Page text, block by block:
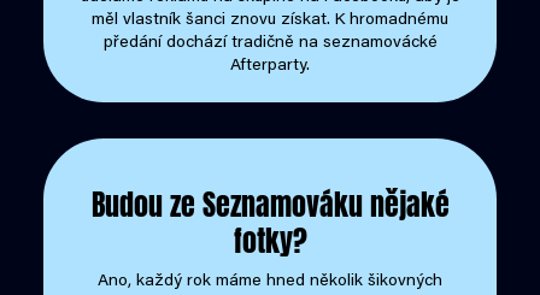
měl vlastník šanci znovu získat. K hromadnému
předání dochází tradičně na seznamovácké
Afterparty.
Budou ze Seznamováku nějaké
fotky?
Ano, každý rok máme hned několik šikovných